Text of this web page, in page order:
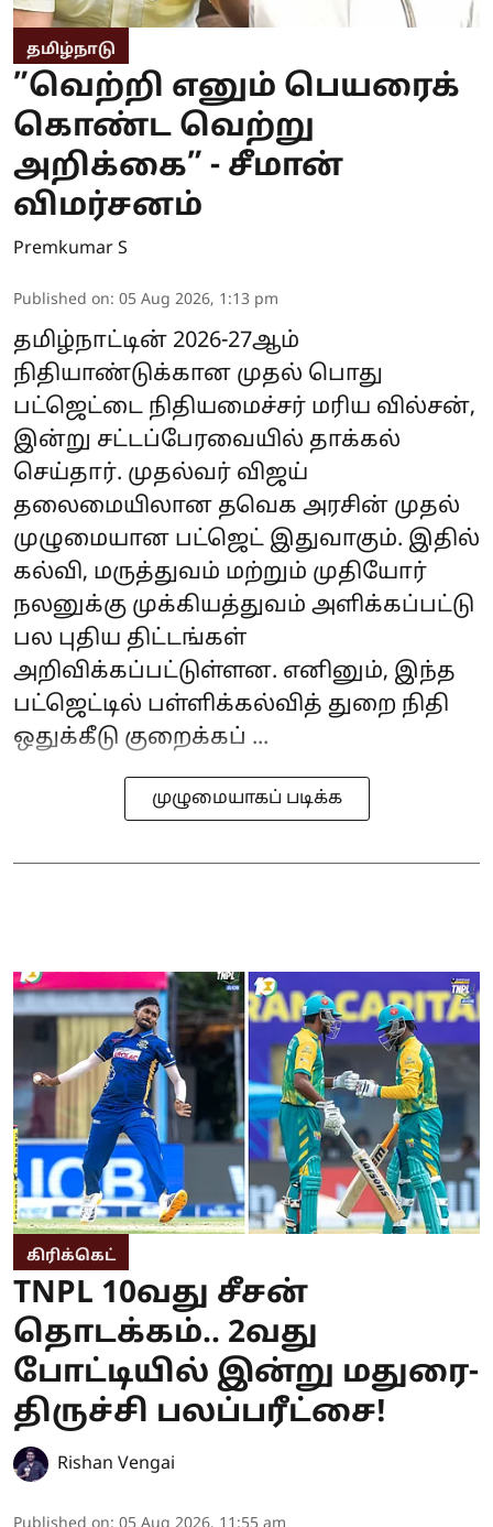
தமிழ்நாடு
”வெற்றி எனும் பெயரைக்
கொண்ட வெற்று
அறிக்கை” - சீமான்
விமர்சனம்
Premkumar S
Published on: 05 Aug 2026, 1:13 pm
தமிழ்நாட்டின் 2026-27ஆம்
நிதியாண்டுக்கான முதல் பொது
பட்ஜெட்டை நிதியமைச்சர் மரிய வில்சன்,
இன்று சட்டப்பேரவையில் தாக்கல்
செய்தார். முதல்வர் விஜய்
தலைமையிலான தவெக அரசின் முதல்
முழுமையான பட்ஜெட் இதுவாகும். இதில்
கல்வி, மருத்துவம் மற்றும் முதியோர்
நலனுக்கு முக்கியத்துவம் அளிக்கப்பட்டு
பல புதிய திட்டங்கள்
அறிவிக்கப்பட்டுள்ளன. எனினும், இந்த
பட்ஜெட்டில் பள்ளிக்கல்வித் துறை நிதி
ஒதுக்கீடு குறைக்கப் ...
முழுமையாகப் படிக்க
கிரிக்கெட்
TNPL 10வது சீசன்
தொடக்கம்.. 2வது
போட்டியில் இன்று மதுரை-
திருச்சி பலப்பரீட்சை!
Rishan Vengai